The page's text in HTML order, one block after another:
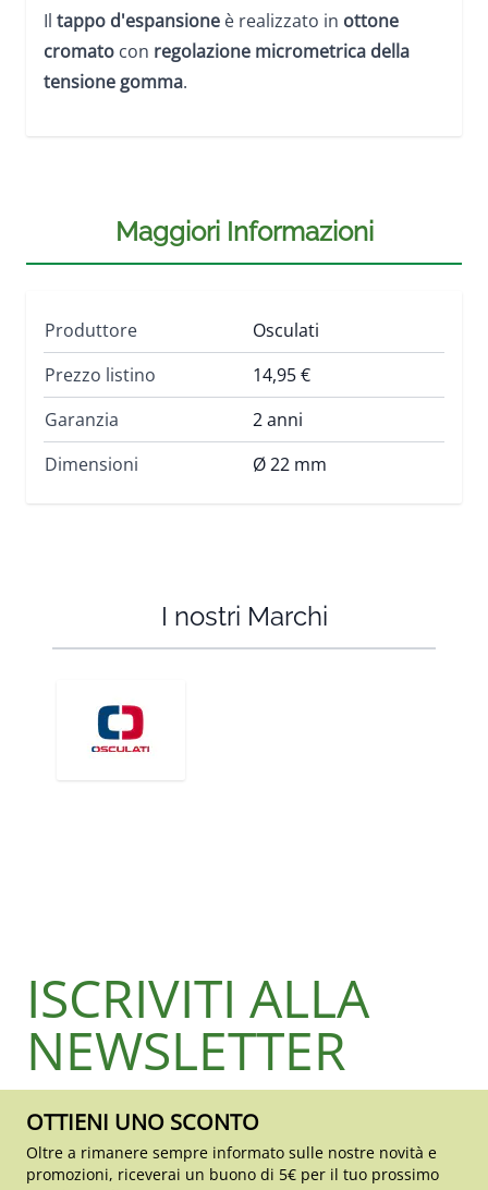
Il tappo d'espansione è realizzato in ottone
cromato con regolazione micrometrica della
tensione gomma.
Maggiori Informazioni
Produttore
Osculati
Prezzo listino
14,95 €
Garanzia
2 anni
Dimensioni
Ø 22 mm
I nostri Marchi
ISCRIVITI ALLA
NEWSLETTER
OTTIENI UNO SCONTO
Oltre a rimanere sempre informato sulle nostre novità e
promozioni, riceverai un buono di 5€ per il tuo prossimo